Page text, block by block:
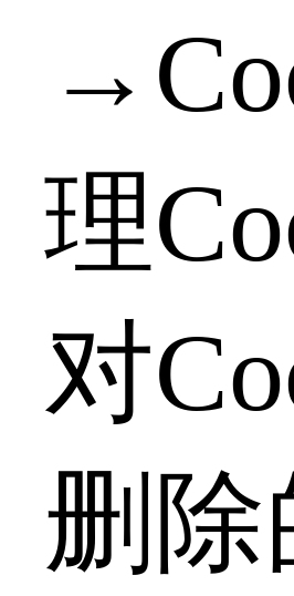
理
对
删